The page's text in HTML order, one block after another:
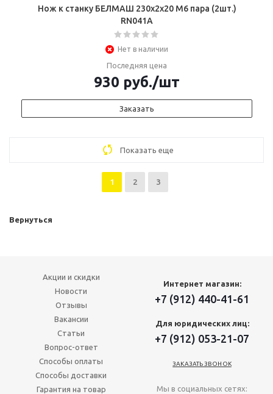
Нож к станку БЕЛМАШ 230х2х20 М6 пара (2шт.)
RN041A
Нет в наличии
Последняя цена
930 руб./шт
Заказать
Показать еще
1 2 3
Вернуться
Акции и скидки
Новости
Отзывы
Вакансии
Статьи
Вопрос-ответ
Способы оплаты
Способы доставки
Гарантия на товар
Интернет магазин:
+7 (912) 440-41-61
Для юридических лиц:
+7 (912) 053-21-07
ЗАКАЗАТЬ ЗВОНОК
Мы в социальных сетях: